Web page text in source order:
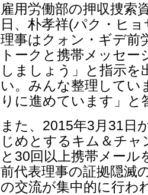
雇用労働部の押収捜索
日、朴孝祥(パク・ヒ
理事はクォン・ギデ前
トークと携帯メッセ
しましょう」と指示を
い。みんな整理してい
りに進めています」と
また、2015年3月31日
じめとするキム＆チャ
と30回以上携帯メー
前代表理事の証拠隠滅
の交流が集中的に行わ